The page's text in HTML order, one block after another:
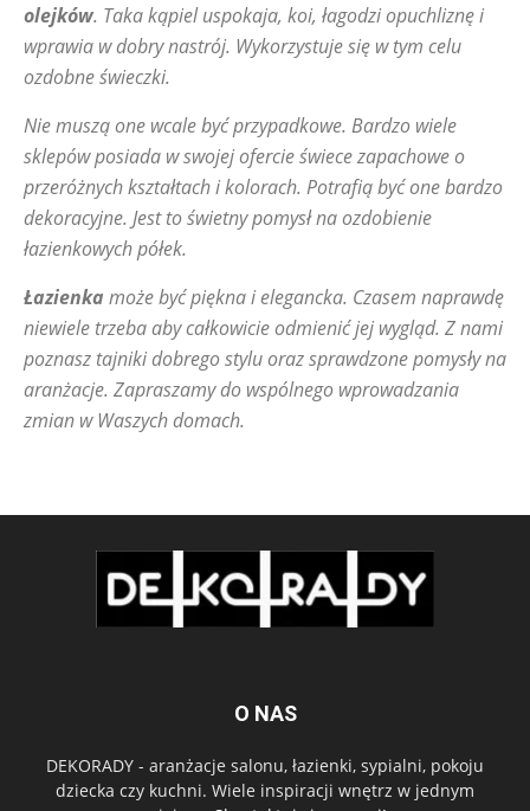
olejków. Taka kąpiel uspokaja, koi, łagodzi opuchliznę i
wprawia w dobry nastrój. Wykorzystuje się w tym celu
ozdobne świeczki.
Nie muszą one wcale być przypadkowe. Bardzo wiele
sklepów posiada w swojej ofercie świece zapachowe o
przeróżnych kształtach i kolorach. Potrafią być one bardzo
dekoracyjne. Jest to świetny pomysł na ozdobienie
łazienkowych półek.
Łazienka może być piękna i elegancka. Czasem naprawdę
niewiele trzeba aby całkowicie odmienić jej wygląd. Z nami
poznasz tajniki dobrego stylu oraz sprawdzone pomysły na
aranżacje. Zapraszamy do wspólnego wprowadzania
zmian w Waszych domach.
O NAS
DEKORADY - aranżacje salonu, łazienki, sypialni, pokoju
dziecka czy kuchni. Wiele inspiracji wnętrz w jednym